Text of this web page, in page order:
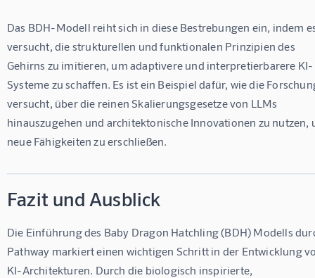
Das BDH-Modell reiht sich in diese Bestrebungen ein, indem
versucht, die strukturellen und funktionalen Prinzipien des
Gehirns zu imitieren, um adaptivere und interpretierbarere KI-
Systeme zu schaffen. Es ist ein Beispiel dafür, wie die
versucht, über die reinen Skalierungsgesetze von LLMs
hinauszugehen und architektonische Innovationen zu nutzen,
neue Fähigkeiten zu erschließen.
Fazit und Ausblick
Die Einführung des Baby Dragon Hatchling (BDH) Modells
Pathway markiert einen wichtigen Schritt in der Entwicklung
KI-Architekturen. Durch die biologisch inspirierte,